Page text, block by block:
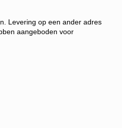
Levering op een ander adres
aangeboden voor